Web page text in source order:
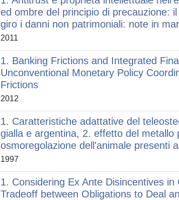
ed ombre del principio di precauzione:
giro i danni non patrimoniali: note in
2011
1. Banking Frictions and Integrated
Unconventional Monetary Policy
Frictions
2012
1. Caratteristiche adattative del
gialla e argentina, 2. effetto del metallo
osmoregolazione dell'animale presenti
1997
1. Considering Ex Ante Disincentives
Tradeoff between Obligations to Deal